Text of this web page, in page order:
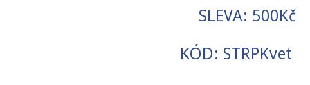
SLEVA: 500Kč
KÓD: STRPKvet